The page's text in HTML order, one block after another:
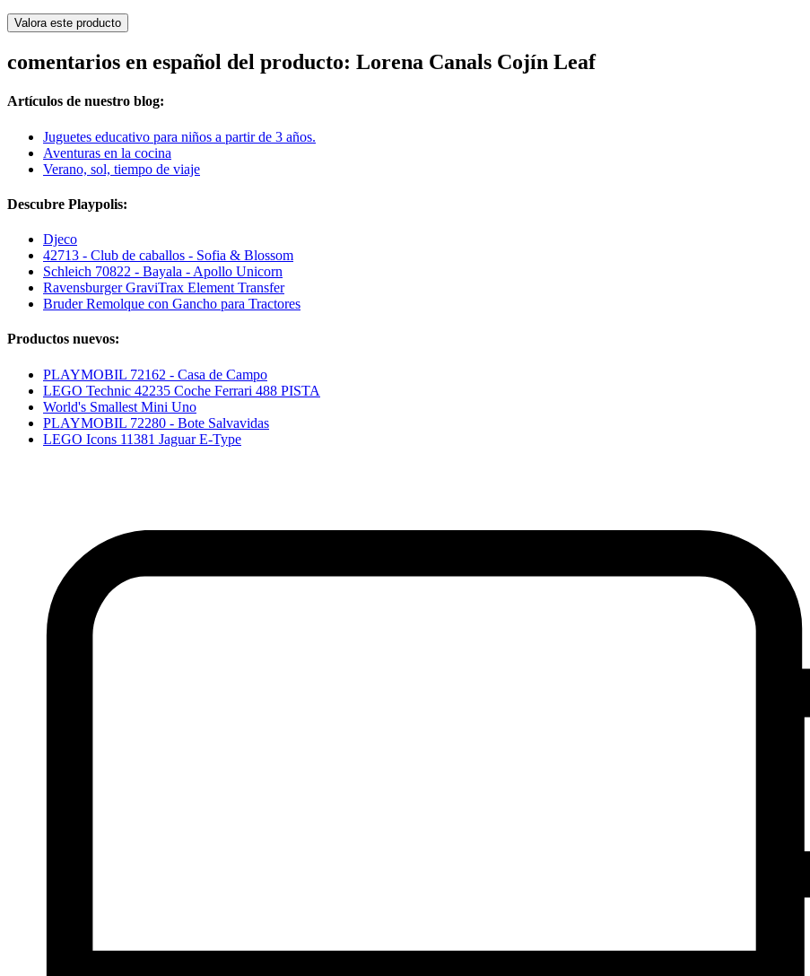
Valora este producto
comentarios en español del producto: Lorena Canals Cojín Leaf
Artículos de nuestro blog:
Juguetes educativo para niños a partir de 3 años.
Aventuras en la cocina
Verano, sol, tiempo de viaje
Descubre Playpolis:
Djeco
42713 - Club de caballos - Sofia & Blossom
Schleich 70822 - Bayala - Apollo Unicorn
Ravensburger GraviTrax Element Transfer
Bruder Remolque con Gancho para Tractores
Productos nuevos:
PLAYMOBIL 72162 - Casa de Campo
LEGO Technic 42235 Coche Ferrari 488 PISTA
World's Smallest Mini Uno
PLAYMOBIL 72280 - Bote Salvavidas
LEGO Icons 11381 Jaguar E-Type